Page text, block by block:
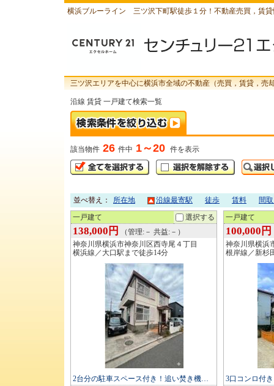
横浜ブルーライン 三ツ沢下町駅徒歩１分！不動産売買，賃
三ツ沢エリアを中心に横浜市全域の不動産（売買，賃貸，
沿線 賃貸 一戸建て検索一覧
該当物件 26 件中 1～20 件を表示
並べ替え： 所在地 沿線最寄駅 徒歩 賃料 間
一戸建て 選択する
138,000円
（管理:－ 共益:－）
神奈川県横浜市神奈川区西寺尾４丁目
横浜線／大口駅まで徒歩14分
2台分の駐車スペース付き！追い焚き機…
一戸建て
100,000円
神奈川県横浜
根岸線／新杉
3口コンロ付